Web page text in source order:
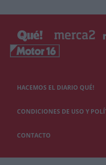
HACEMOS EL DIARIO QUÉ!
CONDICIONES DE USO Y
CONTACTO